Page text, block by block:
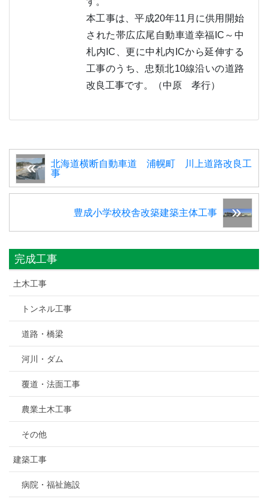
本工事は、平成20年11月に供用開始
された帯広広尾自動車道幸福IC～中
札内IC、更に中札内ICから延伸する
工事のうち、忠類北10線沿いの道路
改良工事です。（中原 孝行）
北海道横断自動車道 浦幌町 川上道路改良工
事
豊成小学校校舎改築建築主体工事
完成工事
土木工事
トンネル工事
道路・橋梁
河川・ダム
覆道・法面工事
農業土木工事
その他
建築工事
病院・福祉施設